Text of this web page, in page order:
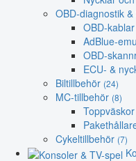
OBD-diagnostik
OBD-
AdBlue-
OBD-
ECU- &
Biltillbehör (24)
MC-tillbehör (8)
Cykeltillbehör (7)